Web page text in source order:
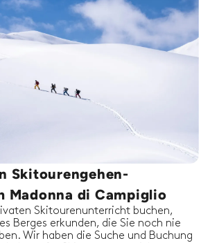
Skitourengehen-
Madonna di Campiglio
Skitourenunterricht buchen,
Berges erkunden, die Sie noch nie
Wir haben die Suche und Buchung